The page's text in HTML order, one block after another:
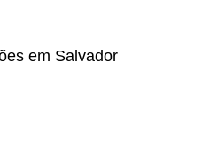
em Salvador